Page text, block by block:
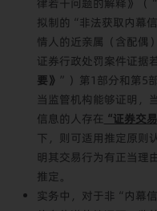
律若干问题的解释》（“
拟制的“非法获取内幕
情人的近亲属（含配偶
证券行政处罚案件证据
要》 ”）第1部分和第5
当监管机构能够证明，
信息的人存在 “证券交
下，则可适用推定原则
明其交易行为有正当理
推定。
实务中，对于非“内幕